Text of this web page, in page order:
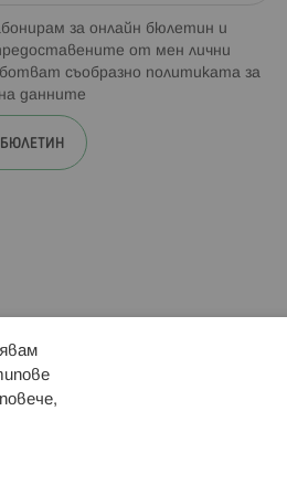
за онлайн бюлетин и
от мен лични
съобразно политиката за
данните